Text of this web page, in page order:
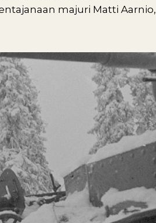
majuri Matti Aarnio,